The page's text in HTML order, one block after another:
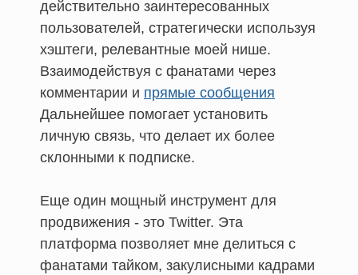
действительно заинтересованных
пользователей, стратегически используя
хэштеги, релевантные моей нише.
Взаимодействуя с фанатами через
комментарии и прямые сообщения
Дальнейшее помогает установить
личную связь, что делает их более
склонными к подписке.
Еще один мощный инструмент для
продвижения - это Twitter. Эта
платформа позволяет мне делиться с
фанатами тайком, закулисными кадрами